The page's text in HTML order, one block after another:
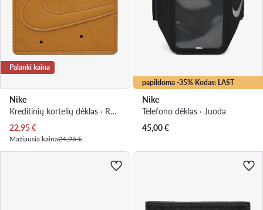
Palanki kaina
Nike
Kreditinių kortelių dėklas · Ruda
Dabartinė kaina
22,95€
Mažiausia kaina24,95 €
papildoma -35% Kodas: LAST
Nike
Telefono dėklas · Juoda
45,00€